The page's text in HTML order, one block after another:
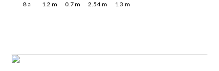
8 a 1.2 m 0.7m 2.54m 1.3 m